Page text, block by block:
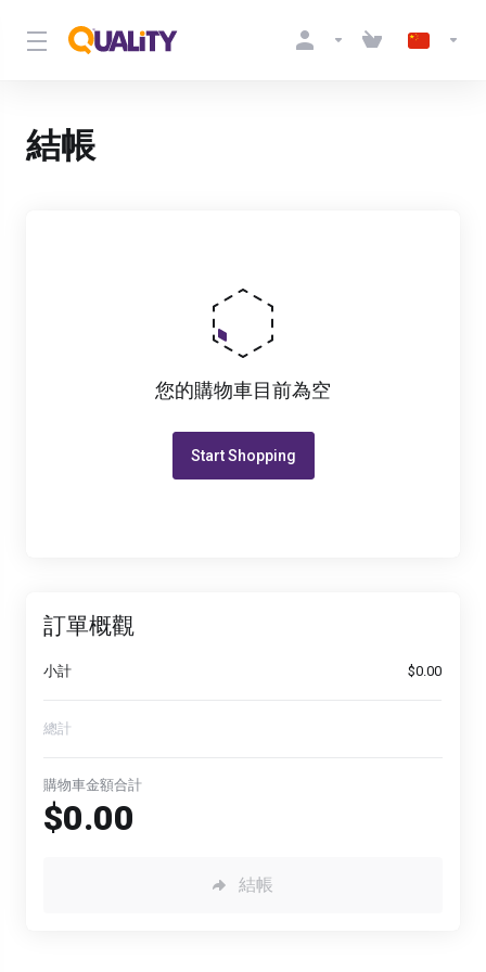
結帳
您的購物車目前為空
Start Shopping
訂單概觀
小計 $0.00
總計
購物車金額合計
$0.00
結帳